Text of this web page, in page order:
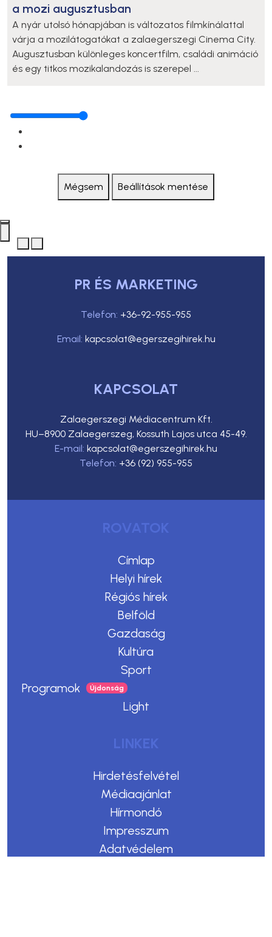
a mozi augusztusban
A nyár utolsó hónapjában is változatos filmkínálattal
várja a mozilátogatókat a zalaegerszegi Cinema City.
Augusztusban különleges koncertfilm, családi animáció
és egy titkos mozikalandozás is szerepel ...
Mégsem Beállítások mentése
PR ÉS MARKETING
Telefon: +36-92-955-955
Email: kapcsolat@egerszegihirek.hu
KAPCSOLAT
Zalaegerszegi Médiacentrum Kft.
HU–8900 Zalaegerszeg, Kossuth Lajos utca 45-49.
E-mail: kapcsolat@egerszegihirek.hu
Telefon: +36 (92) 955-955
ROVATOK
Címlap
Helyi hírek
Régiós hírek
Belföld
Gazdaság
Kultúra
Sport
Programok
Light
LINKEK
Hirdetésfelvétel
Médiaajánlat
Hírmondó
Impresszum
Adatvédelem